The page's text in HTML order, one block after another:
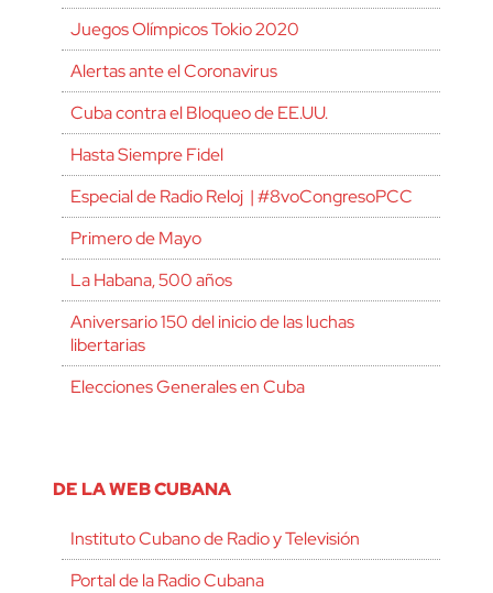
Juegos Olímpicos Tokio 2020
Alertas ante el Coronavirus
Cuba contra el Bloqueo de EE.UU.
Hasta Siempre Fidel
Especial de Radio Reloj | #8voCongresoPCC
Primero de Mayo
La Habana, 500 años
Aniversario 150 del inicio de las luchas
libertarias
Elecciones Generales en Cuba
DE LA WEB CUBANA
Instituto Cubano de Radio y Televisión
Portal de la Radio Cubana